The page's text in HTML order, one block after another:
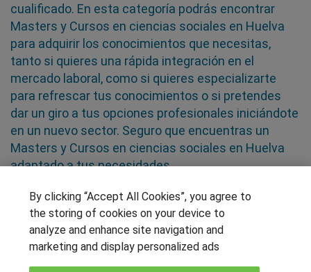
cualificado. En esta categoría podrás encontrar
Masters y Cursos en ciencias sociales en Huelva
para adquirir los conocimientos que necesitas,
tanto si quieres una rápida integración en el
mercado laboral, como si quieres especializarte
para refrescar tus conocimientos o si pretendes
dar un giro a tus opciones profesionales iniciándote
en un nuevo sector. Seguro que encuentras un
Masters y Cursos en ciencias sociales en Huelva
adaptado a tus necesidades
SÍGUENOS EN LAS REDES
OTROS GRUPOS DE INTERES
By clicking “Accept All Cookies”, you agree to
the storing of cookies on your device to
analyze and enhance site navigation and
marketing and display personalized ads